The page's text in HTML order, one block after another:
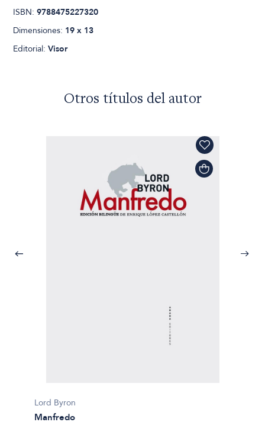
ISBN:9788475227320
Dimensiones: 19 x 13
Editorial:Visor
Otros títulos del autor
Lord Byron
Manfredo